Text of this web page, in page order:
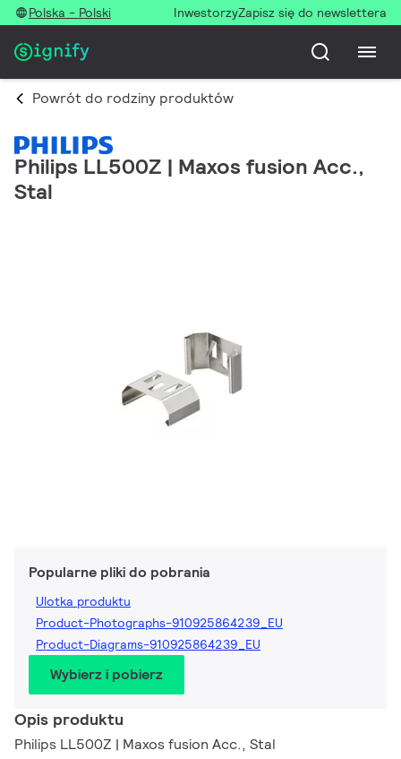
Polska - Polski InwestorzyZapisz się do newslettera
Powrót do rodziny produktów
Philips LL500Z | Maxos fusion Acc.,
Stal
Popularne pliki do pobrania
Ulotka produktu
Product-Photographs-910925864239_EU
Product-Diagrams-910925864239_EU
Wybierz i pobierz
Opis produktu
Philips LL500Z | Maxos fusion Acc., Stal